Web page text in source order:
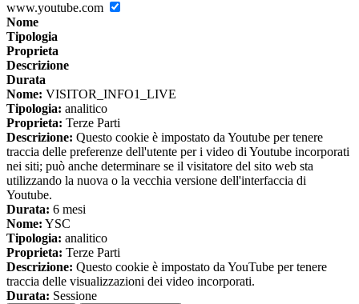
www.youtube.com
Nome
Tipologia
Proprieta
Descrizione
Durata
Nome: VISITOR_INFO1_LIVE
Tipologia: analitico
Proprieta: Terze Parti
Descrizione: Questo cookie è impostato da Youtube per tenere
traccia delle preferenze dell'utente per i video di Youtube incorporati
nei siti; può anche determinare se il visitatore del sito web sta
utilizzando la nuova o la vecchia versione dell'interfaccia di
Youtube.
Durata: 6 mesi
Nome: YSC
Tipologia: analitico
Proprieta: Terze Parti
Descrizione: Questo cookie è impostato da YouTube per tenere
traccia delle visualizzazioni dei video incorporati.
Durata: Sessione